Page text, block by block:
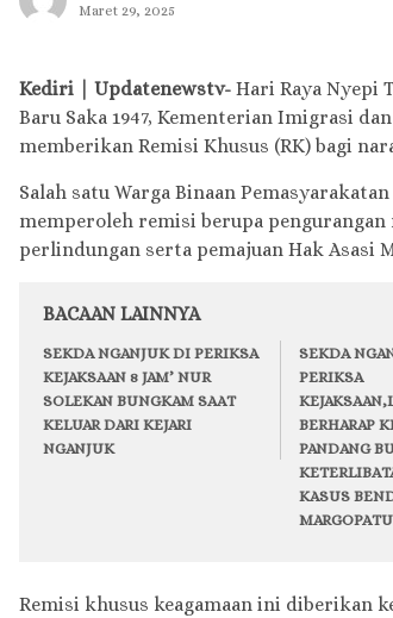
Maret 29, 2025
Kediri | Updatenewstv- Hari Raya Nyepi
Baru Saka 1947, Kementerian Imigrasi
memberikan Remisi Khusus (RK) bagi
Salah satu Warga Binaan
memperoleh remisi berupa pengurangan
perlindungan serta pemajuan Hak Asasi
BACAAN LAINNYA
SEKDA NGANJUK DI PERIKSA
KEJAKSAAN 8 JAM’ NUR
SOLEKAN BUNGKAM SAAT
KELUAR DARI KEJARI
NGANJUK
SEKDA
PERIKSA
BERHARAP
PANDANG
KASUS
Remisi khusus keagamaan ini diberikan